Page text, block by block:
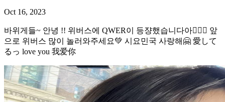
Oct 16, 2023
바위게들~ 안녕 !! 위버스에 QWER이 등쟝했습니다아💁🏻‍♀️ 앞
으로 위버스 많이 놀러와주세요💚 시요민국 사랑해🤗 愛して
るっ love you 我爱你